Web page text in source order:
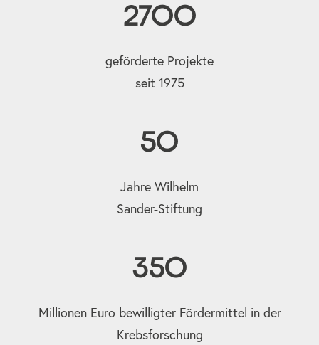
2700
geförderte Projekte
seit 1975
50
Jahre Wilhelm
Sander-Stiftung
350
Millionen Euro bewilligter Fördermittel in der
Krebsforschung